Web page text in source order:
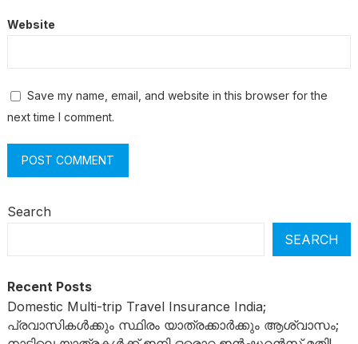
Website
Save my name, email, and website in this browser for the
next time I comment.
Search
SEARCH
Recent Posts
Domestic Multi-trip Travel Insurance India;
പ്രവാസികൾക്കും സ്ഥിരം യാത്രക്കാർക്കും ആശ്വാസം;